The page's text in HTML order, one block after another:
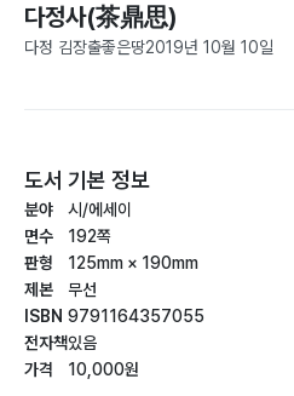
다정사(茶鼎思)
다정 김장출좋은땅2019년 10월 10일
도서 기본 정보
분야
면수
판형
제본
ISBN
전자책
가격
시/에세이
192쪽
125mm × 190mm
무선
9791164357055
있음
10,000원